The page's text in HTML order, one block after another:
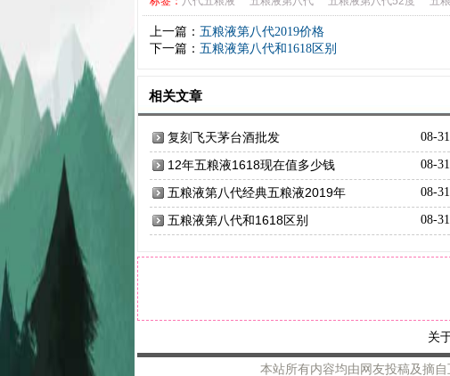
上一篇： 五粮液第八代2019价格
下一篇： 五粮液第八代和1618区别
相关文章
08-31
复刻飞天茅台酒批发
08-31
12年五粮液1618现在值多少钱
08-31
五粮液第八代经典五粮液2019年
08-31
五粮液第八代和1618区别
关
本站所有内容均由网友投稿及摘